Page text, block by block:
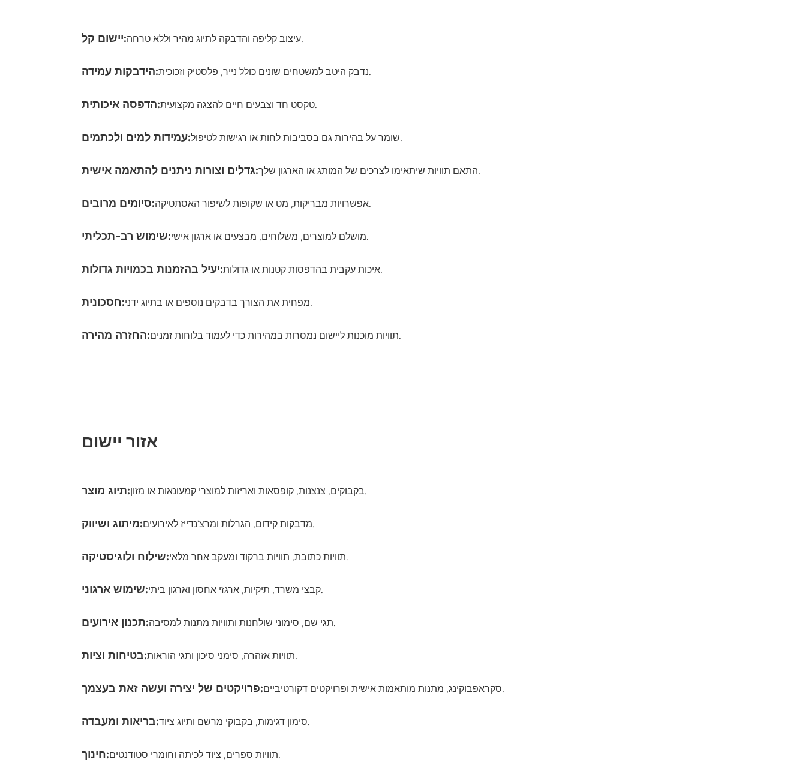
יישום קל: עיצוב קליפה והדבקה לתיוג מהיר וללא טרחה.
הידבקות עמידה: נדבק היטב למשטחים שונים כולל נייר, פלסטיק וזכוכית.
הדפסה איכותית: טקסט חד וצבעים חיים להצגה מקצועית.
עמידות למים ולכתמים: שומר על בהירות גם בסביבות לחות או רגישות לטיפול.
גדלים וצורות ניתנים להתאמה אישית: התאם תוויות שיתאימו לצרכים של המותג או הארגון שלך.
סיומים מרובים: אפשרויות מבריקות, מט או שקופות לשיפור האסתטיקה.
שימוש רב-תכליתי: מושלם למוצרים, משלוחים, מבצעים או ארגון אישי.
יעיל בהזמנות בכמויות גדולות: איכות עקבית בהדפסות קטנות או גדולות.
חסכונית: מפחית את הצורך בדבקים נוספים או בתיוג ידני.
החזרה מהירה: תוויות מוכנות ליישום נמסרות במהירות כדי לעמוד בלוחות זמנים.
אזור יישום
תיוג מוצר: בקבוקים, צנצנות, קופסאות ואריזות למוצרי קמעונאות או מזון.
מיתוג ושיווק: מדבקות קידום, הגרלות ומרצ'נדייז לאירועים.
שילוח ולוגיסטיקה: תוויות כתובת, תוויות ברקוד ומעקב אחר מלאי.
שימוש ארגוני: קבצי משרד, תיקיות, ארגזי אחסון וארגון ביתי.
תכנון אירועים: תגי שם, סימוני שולחנות ותוויות מתנות למסיבה.
בטיחות וציות: תוויות אזהרה, סימני סיכון ותגי הוראות.
פרויקטים של יצירה ועשה זאת בעצמך: סקראפבוקינג, מתנות מותאמות אישית ופרויקטים דקורטיביים.
בריאות ומעבדה: סימון דגימות, בקבוקי מרשם ותיוג ציוד.
חינוך: תוויות ספרים, ציוד לכיתה וחומרי סטודנטים.